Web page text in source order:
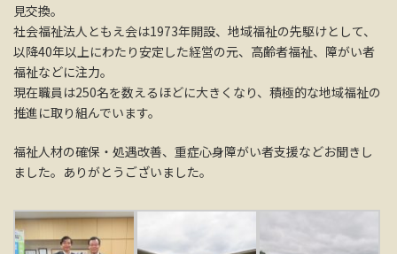
見交換。
社会福祉法人ともえ会は1973年開設、地域福祉の先駆けとして、
以降40年以上にわたり安定した経営の元、高齢者福祉、障がい者
福祉などに注力。
現在職員は250名を数えるほどに大きくなり、積極的な地域福祉の
推進に取り組んでいます。
福祉人材の確保・処遇改善、重症心身障がい者支援などお聞きし
ました。ありがとうございました。